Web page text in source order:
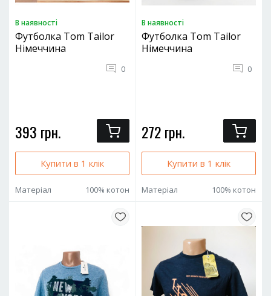
В наявностi
Футболка Tom Tailor
Німеччина
0
393 грн.
Купити в 1 клік
Матеріал 100% котон
В наявностi
Футболка Tom Tailor
Німеччина
0
272 грн.
Купити в 1 клік
Матеріал 100% котон